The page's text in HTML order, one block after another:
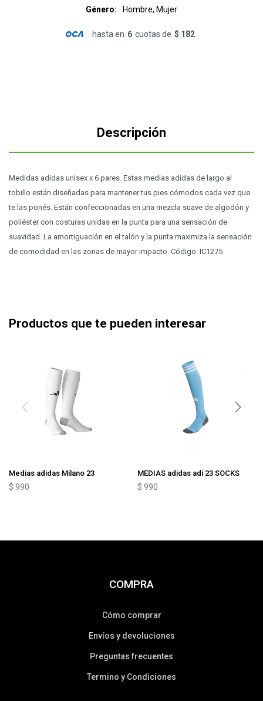
Género Hombre, Mujer
hasta en 6 cuotas de $ 182
Descripción
Medidas adidas unisex x 6 pares. Estas medias adidas de largo al
tobillo están diseñadas para mantener tus pies cómodos cada vez que
te las ponés. Están confeccionadas en una mezcla suave de algodón y
poliéster con costuras unidas en la punta para una sensación de
suavidad. La amortiguación en el talón y la punta maximiza la sensación
de comodidad en las zonas de mayor impacto. Código: IC1275
Productos que te pueden interesar
Medias adidas Milano 23
$ 990
MEDIAS adidas adi 23 SOCKS
$ 990
COMPRA
Cómo comprar
Envíos y devoluciones
Preguntas frecuentes
Termino y Condiciones